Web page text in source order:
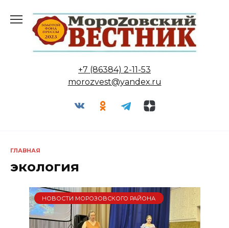
содержанию
+7 (86384) 2-11-53
morozvest@yandex.ru
ГЛАВНАЯ
экология
НОВОСТИ МОРОЗОВСКОГО РАЙОНА